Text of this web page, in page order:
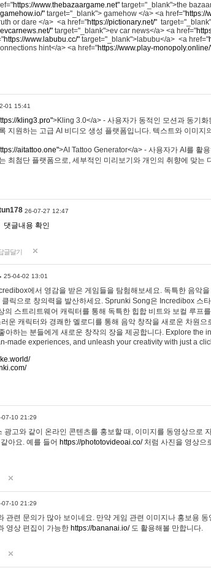
https://www.thebazaargame.net" target="_blank">the
" target="_blank"> gamehow </a> <a href="https://
or dare </a> <a href="https://pictionary.net/"
" target="_blank">ev car news</a> <a href="
https://www.labubu.cc/" target="_blank">labubu</a> <a href="
hint</a> <a href="https://www.play-
01 15:41
kling3.pro">Kling 3.0</a> - 사용자가 동적인 모션과 동기
지원하는 고급 AI 비디오 생성 플랫폼입니다. 텍스트와 이미지
aitattoo.one">AI Tattoo Generator</a> - 사용자가 AI를 활
최첨단 플랫폼으로, 세부적인 미리보기와 개인의 취향에 맞는
26-07-27 12:47
댓글내용 확인
글달기
25-04-02 13:01
에서 영감을 받은 게임들을 탐험해보세요. 독특한 음악
클릭으로 창의력을 발산하세요. Sprunki Song은 Incredibox 스
의 스트리트웨어 캐릭터를 통해 독특한 힙합 비트와 보컬 루프
운 캐릭터와 경쾌한 멜로디를 통해 음악 창작을 새로운 차원으
아하는 분들에게 새로운 창작의 장을 제공합니다. Explore the
made experiences, and unleash your creativity with just a
07-10 21:29
광고와 같이 온라인 콘텐츠를 홍보할 때, 이미지를 동영상으로
아요. 예를 들어 https://phototovideoai.co/처럼 사진을 영상으
07-10 21:29
관련 문의가 많아 보이네요. 만약 게임 관련 이미지나 홍보용 동
영상 편집이 가능한 https://bananai.io/도 활용해볼 만합니다.